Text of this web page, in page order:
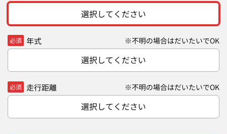
選択してください
必須 年式 ※不明の場合はだいたいでOK
選択してください
必須 走行距離 ※不明の場合はだいたいでOK
選択してください